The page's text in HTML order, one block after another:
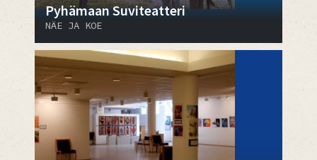
Pyhämaan Suviteatteri
NÄE JA KOE